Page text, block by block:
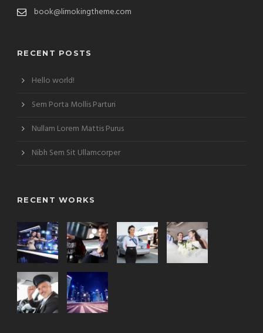
book@limokingtheme.com
RECENT POSTS
Hello world!
Sem Porta Mollis Parturi
Nullam Lorem Mattis Purus
Nibh Sem Sit Ullamcorper
RECENT WORKS